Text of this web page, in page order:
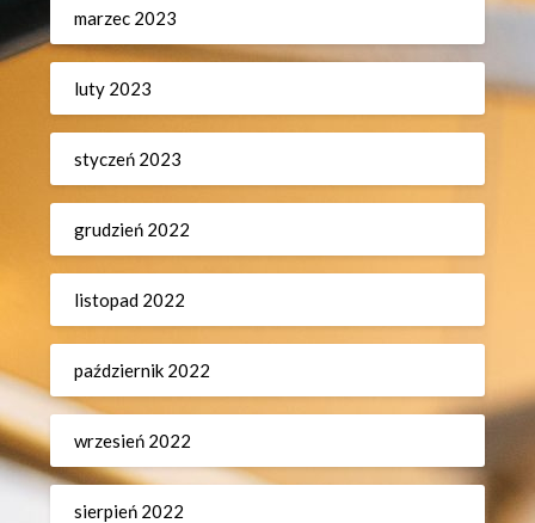
marzec 2023
luty 2023
styczeń 2023
grudzień 2022
listopad 2022
październik 2022
wrzesień 2022
sierpień 2022